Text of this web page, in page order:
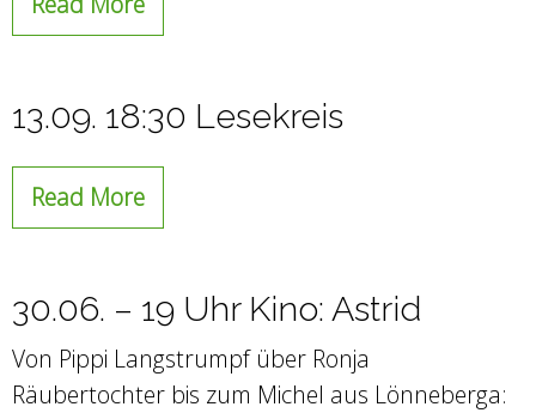
13.09. 18:30 Lesekreis
Read More
30.06. – 19 Uhr Kino: Astrid
Von Pippi Langstrumpf über Ronja
Räubertochter bis zum Michel aus Lönneberga: